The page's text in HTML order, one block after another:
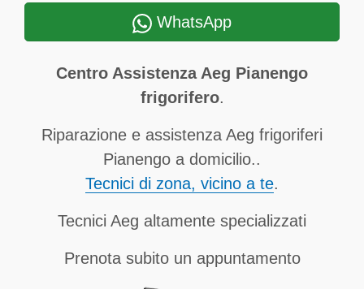
WhatsApp
Centro Assistenza Aeg Pianengo
frigorifero.
Riparazione e assistenza Aeg frigoriferi
Pianengo a domicilio..
Tecnici di zona, vicino a te.
Tecnici Aeg altamente specializzati
Prenota subito un appuntamento